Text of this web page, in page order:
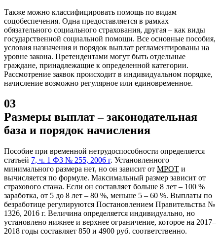
Также можно классифицировать помощь по видам
соцобеспечения. Одна предоставляется в рамках
обязательного социального страхования, другая – как виды
государственной социальной помощи. Все основные пособия,
условия назначения и порядок выплат регламентированы на
уровне закона. Претендентами могут быть отдельные
граждане, принадлежащие к определенной категории.
Рассмотрение заявок происходит в индивидуальном порядке,
начисление возможно регулярное или единовременное.
03
Размеры выплат – законодательная
база и порядок начисления
Пособие при временной нетрудоспособности определяется
статьей 7, ч. 1 ФЗ № 255, 2006 г. Установленного
минимального размера нет, но он зависит от МРОТ и
вычисляется по формуле. Максимальный размер зависит от
страхового стажа. Если он составляет больше 8 лет – 100 %
заработка, от 5 до 8 лет – 80 %, меньше 5 – 60 %. Выплаты по
безработице регулируются Постановлением Правительства №
1326, 2016 г. Величина определяется индивидуально, но
установлено нижнее и верхнее ограничение, которое на 2017–
2018 годы составляет 850 и 4900 руб. соответственно.